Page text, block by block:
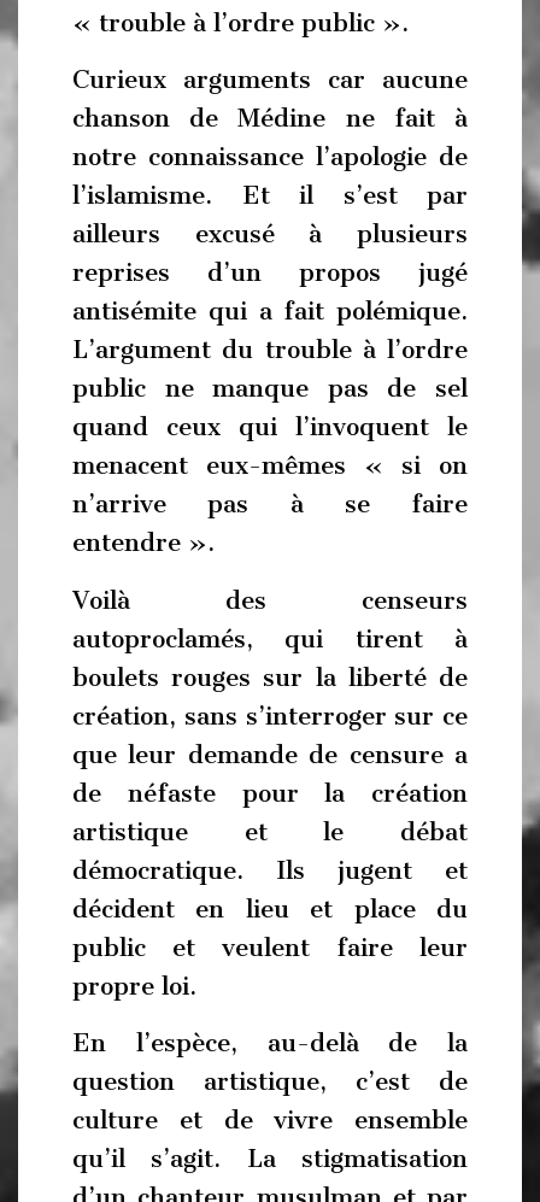
« trouble à l’ordre public ».
Curieux arguments car aucune
chanson de Médine ne fait à
notre connaissance l’apologie de
l’islamisme. Et il s’est par
ailleurs excusé à plusieurs
reprises d’un propos jugé
antisémite qui a fait polémique.
L’argument du trouble à l’ordre
public ne manque pas de sel
quand ceux qui l’invoquent le
menacent eux-mêmes « si on
n’arrive pas à se faire
entendre ».
Voilà des censeurs
autoproclamés, qui tirent à
boulets rouges sur la liberté de
création, sans s’interroger sur ce
que leur demande de censure a
de néfaste pour la création
artistique et le débat
démocratique. Ils jugent et
décident en lieu et place du
public et veulent faire leur
propre loi.
En l’espèce, au-delà de la
question artistique, c’est de
culture et de vivre ensemble
qu’il s’agit. La stigmatisation